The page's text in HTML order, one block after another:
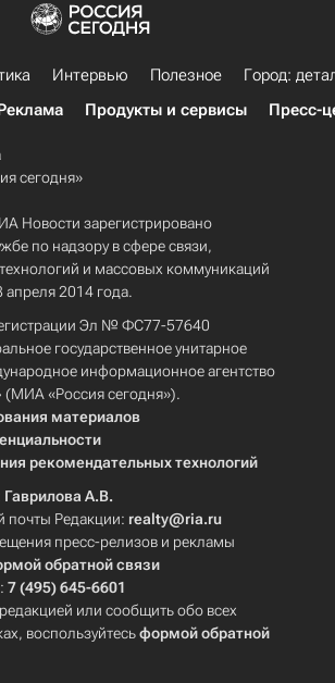
Интервью Полезное
Город:
Продукты и сервисы Пресс-
сегодня»
Новости зарегистрировано
по надзору в сфере связи,
и массовых коммуникаций
2014 года.
Эл № ФС77-57640
государственное унитарное
информационное агентство
(МИА «Россия сегодня»).
материалов
рекомендательных технологий
Гаврилова А.В.
почты Редакции: realty@ria.ru
пресс-релизов и рекламы
обратной связи
7 (495) 645-6601
или сообщить обо всех
воспользуйтесьформой обратной